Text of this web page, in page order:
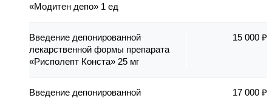
«Модитен депо» 1 ед
Введение депонированной
лекарственной формы препарата
«Рисполепт Конста» 25 мг
15 000 ₽
Введение депонированной
17 000 ₽